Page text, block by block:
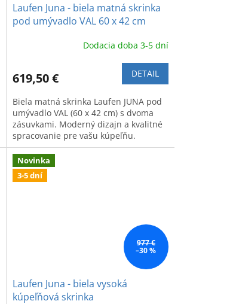
Laufen Juna - biela matná skrinka
pod umývadlo VAL 60 x 42 cm
Dodacia doba 3-5 dní
619,50 € DETAIL
Biela matná skrinka Laufen JUNA pod
umývadlo VAL (60 x 42 cm) s dvoma
zásuvkami. Moderný dizajn a kvalitné
spracovanie pre vašu kúpeľňu.
Novinka
3-5 dní
977 €
–30 %
Laufen Juna - biela vysoká
kúpeľňová skrinka